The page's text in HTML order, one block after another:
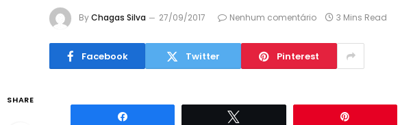
ByChagas Silva 27/09/2017 Nenhum comentário 3 Mins Read
Facebook Twitter Pinterest
SHARE